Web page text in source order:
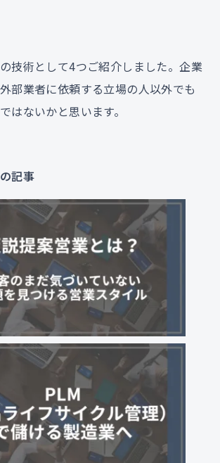
技術として4つご紹介しました。企業
部業者に依頼する立場の人以外でも
はないかと思います。
記事